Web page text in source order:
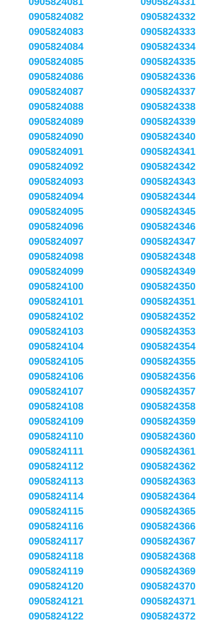
0905824082
0905824083
0905824084
0905824085
0905824086
0905824087
0905824088
0905824089
0905824090
0905824091
0905824092
0905824093
0905824094
0905824095
0905824096
0905824097
0905824098
0905824099
0905824100
0905824101
0905824102
0905824103
0905824104
0905824105
0905824106
0905824107
0905824108
0905824109
0905824110
0905824111
0905824112
0905824113
0905824114
0905824115
0905824116
0905824117
0905824118
0905824119
0905824120
0905824121
0905824122
0905824332
0905824333
0905824334
0905824335
0905824336
0905824337
0905824338
0905824339
0905824340
0905824341
0905824342
0905824343
0905824344
0905824345
0905824346
0905824347
0905824348
0905824349
0905824350
0905824351
0905824352
0905824353
0905824354
0905824355
0905824356
0905824357
0905824358
0905824359
0905824360
0905824361
0905824362
0905824363
0905824364
0905824365
0905824366
0905824367
0905824368
0905824369
0905824370
0905824371
0905824372